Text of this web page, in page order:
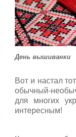
5
/
т
а
,
о
ц
е
н
е
День вышиванки
Вот и настал
обычный-
для многих
интересным!